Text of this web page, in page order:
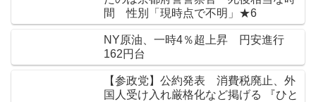
間 性別「現時点で不明」★6
NY原油、一時4％超上昇 円安進行
162円台
【参政党】公約発表 消費税廃止、外
国人受け入れ厳格化など掲げる 『ひと